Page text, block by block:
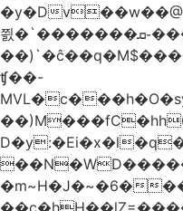
�y�D
쯼�`���� ���ܩ֊���?
ʧ��-
�m~H�J�~�6�